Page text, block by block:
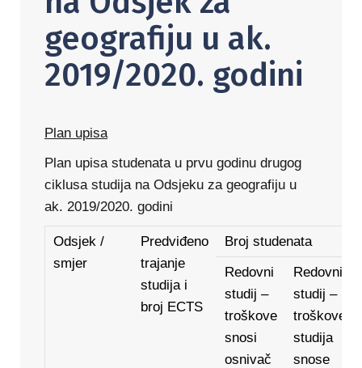
geografiju u ak.
2019/2020. godini
Plan upisa
Plan upisa studenata u prvu godinu drugog
ciklusa studija na Odsjeku za geografiju u
ak. 2019/2020. godini
Odsjek /
smjer
Predviđeno
trajanje
studija i
broj ECTS
Broj studenata
Redovni
studij –
troškove
snosi
osnivač
Redovni
studij –
troškove
studija
snose